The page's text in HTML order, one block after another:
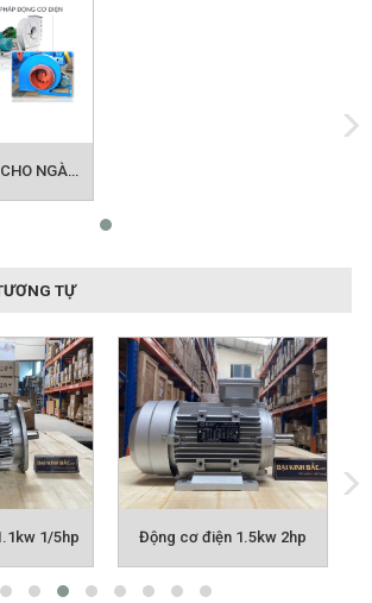
ĐỘNG CƠ ĐIỆN CHO NGÀNH QUẠT CÔNG NGHIỆP
TỰ
2hp Động cơ điện 2.2kw 3hp